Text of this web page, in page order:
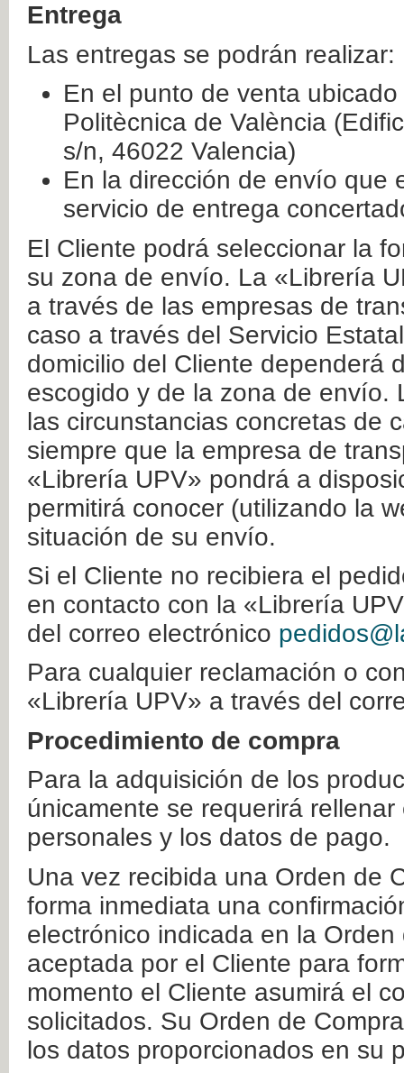
Entrega
Las entregas se podrán realizar:
En el punto de venta
Politècnica de València
s/n, 46022 Valencia)
En la dirección de envío que
servicio de entrega
El Cliente podrá seleccionar la
su zona de envío. La «Librería
a través de las empresas de
caso a través del Servicio
domicilio del Cliente dependerá
escogido y de la zona de envío.
las circunstancias concretas de
siempre que la empresa de
«Librería UPV» pondrá a
permitirá conocer (utilizando la
situación de su envío.
Si el Cliente no recibiera el
en contacto con la «Librería
del correo electrónico
Para cualquier reclamación o
«Librería UPV» a través del
Procedimiento de compra
Para la adquisición de los
únicamente se requerirá
personales y los datos de pago.
Una vez recibida una Orden de
forma inmediata una
electrónico indicada en la
aceptada por el Cliente para
momento el Cliente asumirá el
solicitados. Su Orden de
los datos proporcionados en su